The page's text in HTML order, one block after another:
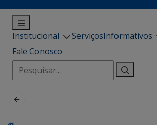
Institucional ServiçosInformativos
Fale Conosco
Pesquisar
por: